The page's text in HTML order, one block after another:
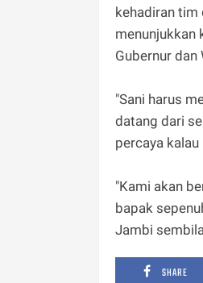
kehadiran tim
menunjukkan
Gubernur
"Sani harus
datang dari
percaya
"Kami akan
bapak
Jambi
SHARE